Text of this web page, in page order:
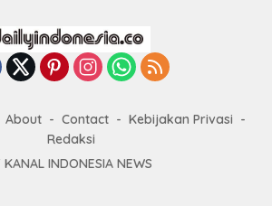
About Contact
Kebijakan Privasi
Redaksi
KANAL INDONESIA NEWS